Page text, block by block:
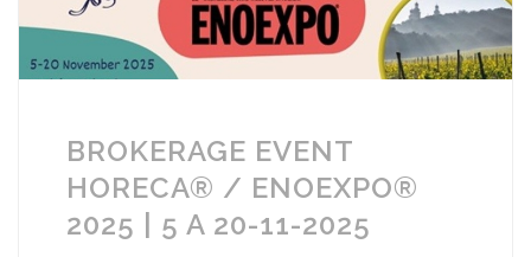
BROKERAGE EVENT
HORECA® / ENOEXPO®
2025 | 5 A 20-11-2025